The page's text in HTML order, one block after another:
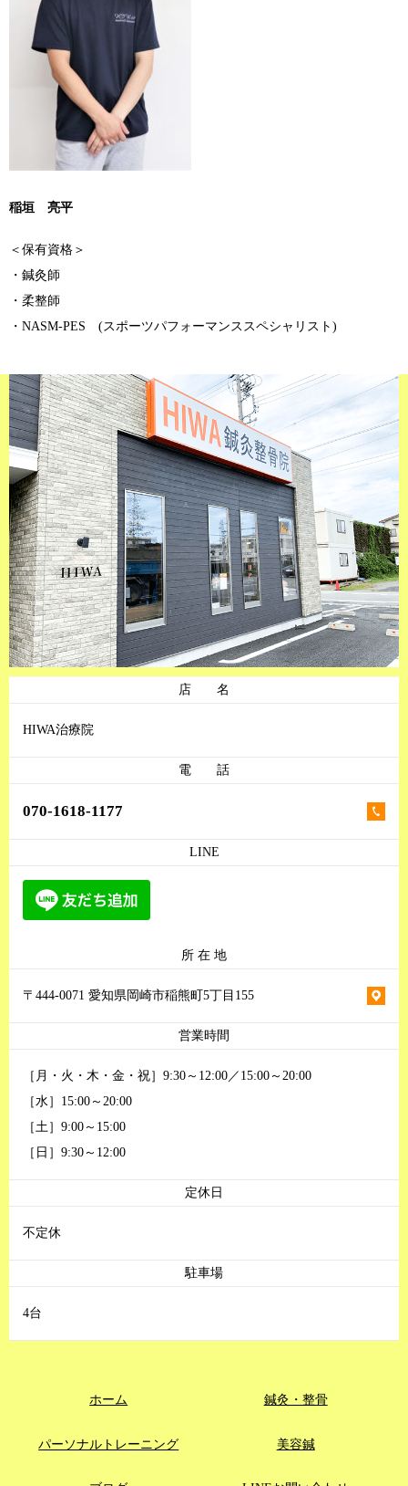
稲垣 亮平
＜保有資格＞
・鍼灸師
・柔整師
・NASM-PES (スポーツパフォーマンススペシャリスト)
店 名
HIWA治療院
電 話
070-1618-1177
LINE
所 在 地
〒444-0071 愛知県岡崎市稲熊町5丁目155
営業時間
［月・火・木・金・祝］9:30～12:00／15:00～20:00
［水］15:00～20:00
［土］9:00～15:00
［日］9:30～12:00
定休日
不定休
駐車場
4台
ホーム 鍼灸・整骨
パーソナルトレーニング 美容鍼